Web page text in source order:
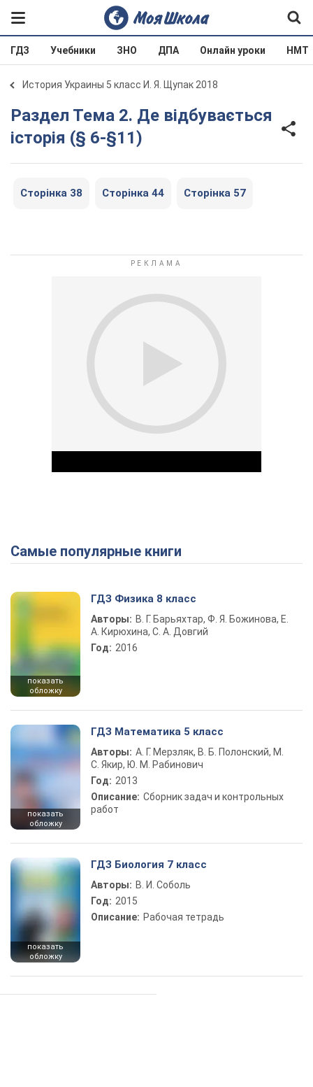
ГДЗ Учебники ЗНО ДПА Онлайн уроки НМТ
История Украины 5 класс И. Я. Щупак 2018
Раздел Тема 2. Де відбувається
історія (§ 6-§11)
Сторінка 38 Сторінка 44 Сторінка 57
Play Video
Самые популярные книги
показать
обложку
ГДЗ Физика 8 класс
Авторы: В. Г. Барьяхтар, Ф. Я. Божинова, Е.
А. Кирюхина, С. А. Довгий
Год: 2016
показать
обложку
ГДЗ Математика 5 класс
Авторы: А. Г. Мерзляк, В. Б. Полонский, М.
С. Якир, Ю. М. Рабинович
Год: 2013
Описание: Сборник задач и контрольных
работ
показать
обложку
ГДЗ Биология 7 класс
Авторы: В. И. Соболь
Год: 2015
Описание: Рабочая тетрадь